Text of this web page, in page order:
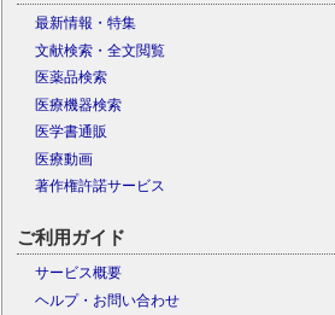
最新情報・特集
文献検索・全文閲覧
医薬品検索
医療機器検索
医学書通販
医療動画
著作権許諾サービス
ご利用ガイド
サービス概要
ヘルプ・お問い合わせ